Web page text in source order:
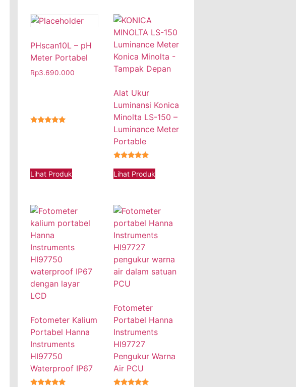
PHscan10L – pH
Meter Portabel
Rp3.690.000
Lihat Produk
Alat Ukur
Luminansi Konica
Minolta LS-150 –
Luminance Meter
Portable
Lihat Produk
Fotometer Kalium
Portabel Hanna
Instruments
HI97750
Waterproof IP67
Fotometer
Portabel Hanna
Instruments
HI97727
Pengukur Warna
Air PCU